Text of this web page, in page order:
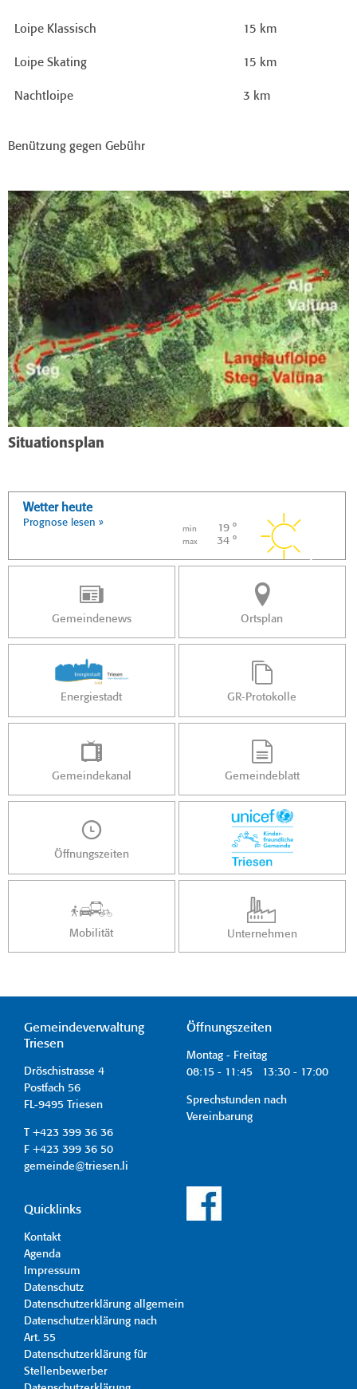
Loipe Klassisch 15 km
Loipe Skating 15 km
Nachtloipe 3 km
Benützung gegen Gebühr
Situationsplan
Wetter heute
Prognose lesen »
min 19 °
max 34 °
Gemeindenews Ortsplan
Energiestadt GR-Protokolle
Gemeindekanal Gemeindeblatt
Öffnungszeiten
Mobilität Unternehmen
Gemeindeverwaltung
Triesen
Dröschistrasse 4
Postfach 56
FL-9495 Triesen
T +423 399 36 36
F +423 399 36 50
gemeinde@triesen.li
Öffnungszeiten
Montag - Freitag
08:15 - 11:45 13:30 - 17:00
Sprechstunden nach
Vereinbarung
Quicklinks
Kontakt
Agenda
Impressum
Datenschutz
Datenschutzerklärung allgemein
Datenschutzerklärung nach
Art. 55
Datenschutzerklärung für
Stellenbewerber